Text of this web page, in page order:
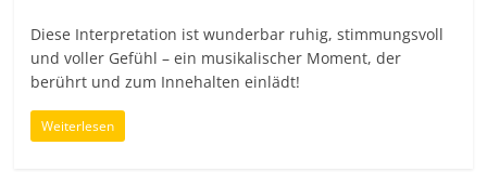
Diese Interpretation ist wunderbar ruhig, stimmungsvoll
und voller Gefühl – ein musikalischer Moment, der
berührt und zum Innehalten einlädt!
Weiterlesen